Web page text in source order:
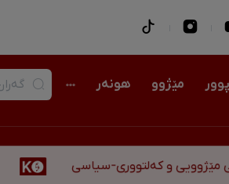
مێژوو هونەر
و کەلتووری-سیاسی